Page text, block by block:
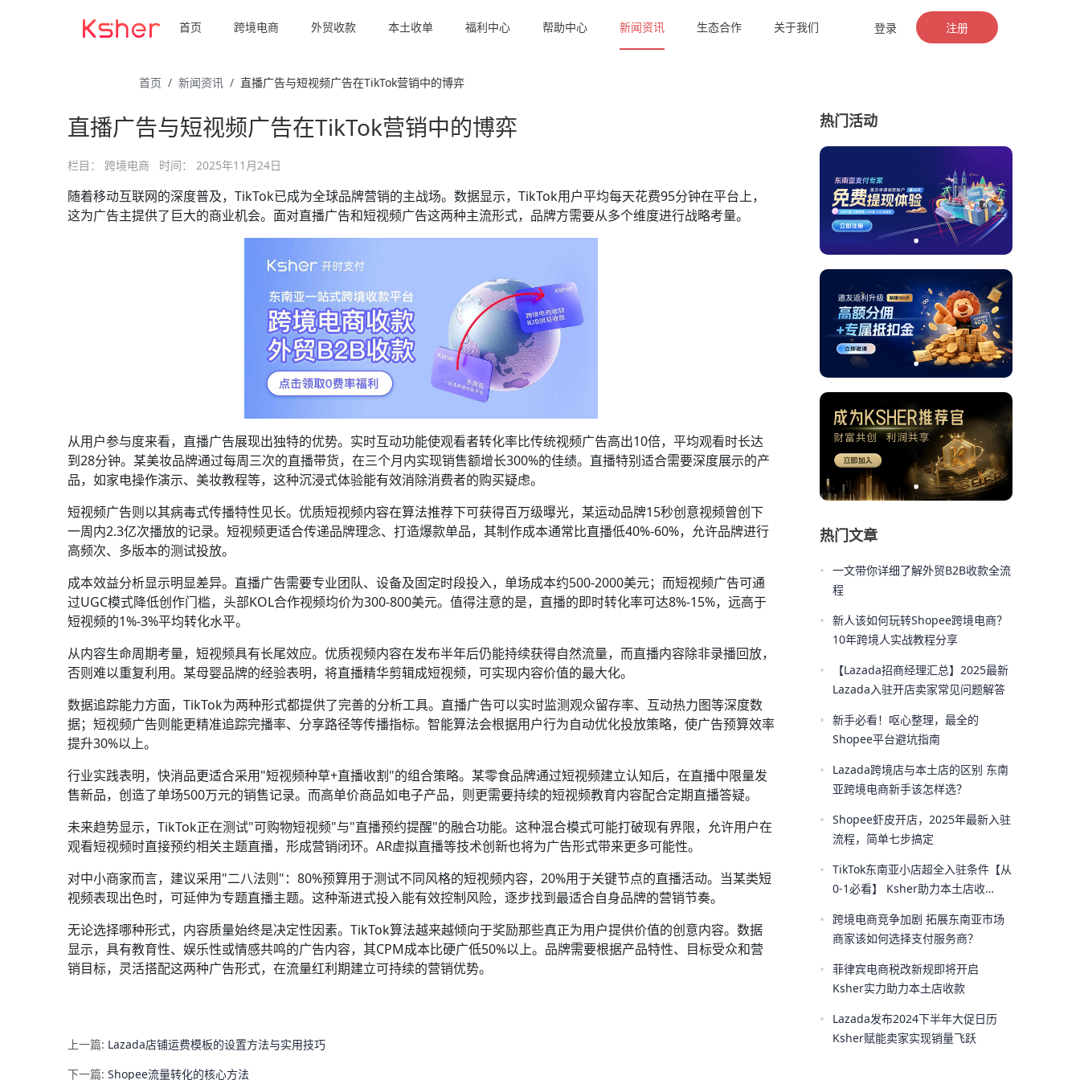
首页 跨境电商 外贸收款 本土收单 福利中心 帮助中心 新闻资讯 生态合作 关于我们 登录 注册
首页 新闻资讯 直播广告与短视频广告在TikTok营销中的博弈
直播广告与短视频广告在TikTok营销中的博弈
栏目： 跨境电商 时间： 2025年11月24日
随着移动互联网的深度普及，TikTok已成为全球品牌营销的主战场。数据显示，TikTok用户平均每天花费95分钟在平台上，
这为广告主提供了巨大的商业机会。面对直播广告和短视频广告这两种主流形式，品牌方需要从多个维度进行战略考量。
从用户参与度来看，直播广告展现出独特的优势。实时互动功能使观看者转化率比传统视频广告高出10倍，平均观看时长达
到28分钟。某美妆品牌通过每周三次的直播带货，在三个月内实现销售额增长300%的佳绩。直播特别适合需要深度展示的产
品，如家电操作演示、美妆教程等，这种沉浸式体验能有效消除消费者的购买疑虑。
短视频广告则以其病毒式传播特性见长。优质短视频内容在算法推荐下可获得百万级曝光，某运动品牌15秒创意视频曾创下
一周内2.3亿次播放的记录。短视频更适合传递品牌理念、打造爆款单品，其制作成本通常比直播低40%-60%，允许品牌进行
高频次、多版本的测试投放。
成本效益分析显示明显差异。直播广告需要专业团队、设备及固定时段投入，单场成本约500-2000美元；而短视频广告可通
过UGC模式降低创作门槛，头部KOL合作视频均价为300-800美元。值得注意的是，直播的即时转化率可达8%-15%，远高于
短视频的1%-3%平均转化水平。
从内容生命周期考量，短视频具有长尾效应。优质视频内容在发布半年后仍能持续获得自然流量，而直播内容除非录播回放，
否则难以重复利用。某母婴品牌的经验表明，将直播精华剪辑成短视频，可实现内容价值的最大化。
数据追踪能力方面，TikTok为两种形式都提供了完善的分析工具。直播广告可以实时监测观众留存率、互动热力图等深度数
据；短视频广告则能更精准追踪完播率、分享路径等传播指标。智能算法会根据用户行为自动优化投放策略，使广告预算效率
提升30%以上。
行业实践表明，快消品更适合采用"短视频种草+直播收割"的组合策略。某零食品牌通过短视频建立认知后，在直播中限量发
售新品，创造了单场500万元的销售记录。而高单价商品如电子产品，则更需要持续的短视频教育内容配合定期直播答疑。
未来趋势显示，TikTok正在测试"可购物短视频"与"直播预约提醒"的融合功能。这种混合模式可能打破现有界限，允许用户在
观看短视频时直接预约相关主题直播，形成营销闭环。AR虚拟直播等技术创新也将为广告形式带来更多可能性。
对中小商家而言，建议采用"二八法则"：80%预算用于测试不同风格的短视频内容，20%用于关键节点的直播活动。当某类短
视频表现出色时，可延伸为专题直播主题。这种渐进式投入能有效控制风险，逐步找到最适合自身品牌的营销节奏。
无论选择哪种形式，内容质量始终是决定性因素。TikTok算法越来越倾向于奖励那些真正为用户提供价值的创意内容。数据
显示，具有教育性、娱乐性或情感共鸣的广告内容，其CPM成本比硬广低50%以上。品牌需要根据产品特性、目标受众和营
销目标，灵活搭配这两种广告形式，在流量红利期建立可持续的营销优势。
上一篇: Lazada店铺运费模板的设置方法与实用技巧
下一篇: Shopee流量转化的核心方法
热门活动
热门文章
• 一文带你详细了解外贸B2B收款全流
程
• 新人该如何玩转Shopee跨境电商？
10年跨境人实战教程分享
•
【Lazada招商经理汇总】2025最新
Lazada入驻开店卖家常见问题解答
• 新手必看！呕心整理，最全的
Shopee平台避坑指南
•
Lazada跨境店与本土店的区别 东南
亚跨境电商新手该怎样选？
• Shopee虾皮开店，2025年最新入驻
流程，简单七步搞定
• TikTok东南亚小店超全入驻条件【从
0-1必看】 Ksher助力本土店收
•
跨境电商竞争加剧 拓展东南亚市场
商家该如何选择支付服务商？
• 菲律宾电商税改新规即将开启
Ksher实力助力本土店收款
•
Lazada发布2024下半年大促日历
Ksher赋能卖家实现销量飞跃